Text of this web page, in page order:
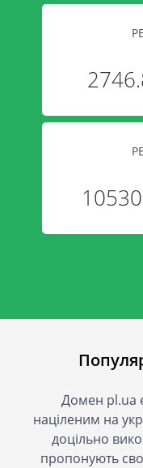
Домен pl.ua
націленим на
доцільно
пропонують